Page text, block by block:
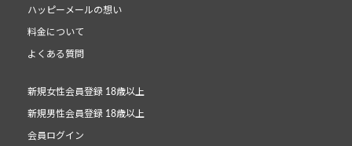
ハッピーメールの想い
料金について
よくある質問
新規女性会員登録 18歳以上
新規男性会員登録 18歳以上
会員ログイン